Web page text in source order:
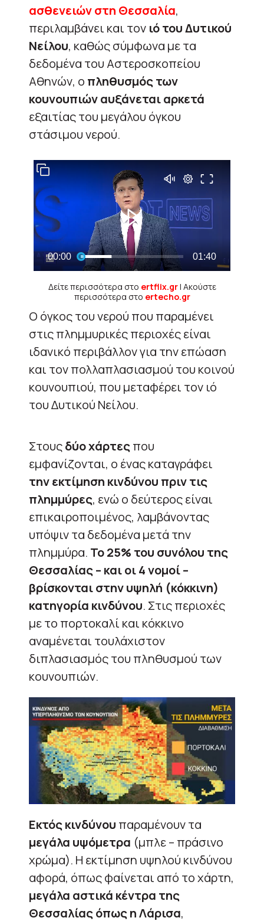
ασθενειών στη Θεσσαλία,
περιλαμβάνει και τον ιό του Δυτικού
Νείλου, καθώς σύμφωνα με τα
δεδομένα του Αστεροσκοπείου
Αθηνών, ο πληθυσμός των
κουνουπιών αυξάνεται αρκετά
εξαιτίας του μεγάλου όγκου
στάσιμου νερού.
Δείτε περισσότερα στο ertflix.gr| Ακούστε
περισσότερα στο ertecho.gr
Ο όγκος του νερού που παραμένει
στις πλημμυρικές περιοχές είναι
ιδανικό περιβάλλον για την επώαση
και τον πολλαπλασιασμού του κοινού
κουνουπιού, που μεταφέρει τον ιό
του Δυτικού Νείλου.
Στουςδύο χάρτεςπου
εμφανίζονται, o ένας καταγράφει
την εκτίμηση κινδύνου πριν τις
πλημμύρες, ενώ ο δεύτερος είναι
επικαιροποιμένος, λαμβάνοντας
υπόψιν τα δεδομένα μετά την
πλημμύρα. Το 25% του συνόλου της
Θεσσαλίας – και οι 4 νομοί –
βρίσκονται στην υψηλή (κόκκινη)
κατηγορία κινδύνου. Στις περιοχές
με το πορτοκαλί και κόκκινο
αναμένεται τουλάχιστον
διπλασιασμός του πληθυσμού των
κουνουπιών.
Εκτός κινδύνου παραμένουν τα
μεγάλα υψόμετρα (μπλε – πράσινο
χρώμα). Η εκτίμηση υψηλού κινδύνου
αφορά, όπως φαίνεται από το χάρτη,
μεγάλα αστικά κέντρα της
Θεσσαλίας όπως η Λάρισα,